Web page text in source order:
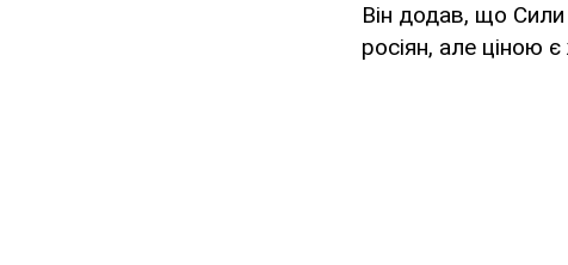
Він додав, що
росіян, але ціною